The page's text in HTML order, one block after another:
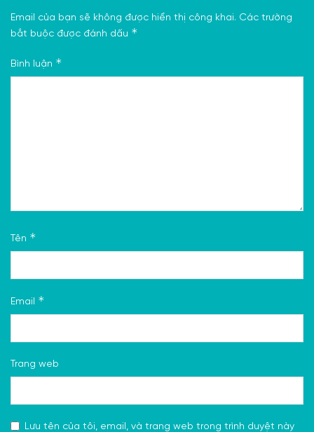
Email của bạn sẽ không được hiển thị công khai. Các trường
bắt buộc được đánh dấu *
Bình luận *
Tên *
Email *
Trang web
Lưu tên của tôi, email, và trang web trong trình duyệt này